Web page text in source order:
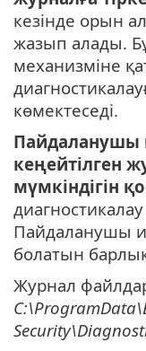
кезінде орын
жазып алады.
механизміне
көмектеседі.
Пайдаланушы
кеңейтілген
мүмкіндігін
Пайдаланушы
болатын
Журнал